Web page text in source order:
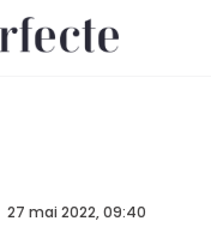
27 mai 2022, 09:40